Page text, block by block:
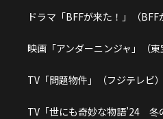
ドラマ「BFFが来た！」（BFF
映画「アンダーニンジャ」（東
TV「問題物件」（フジテレビ）
TV「世にも奇妙な物語’24 冬